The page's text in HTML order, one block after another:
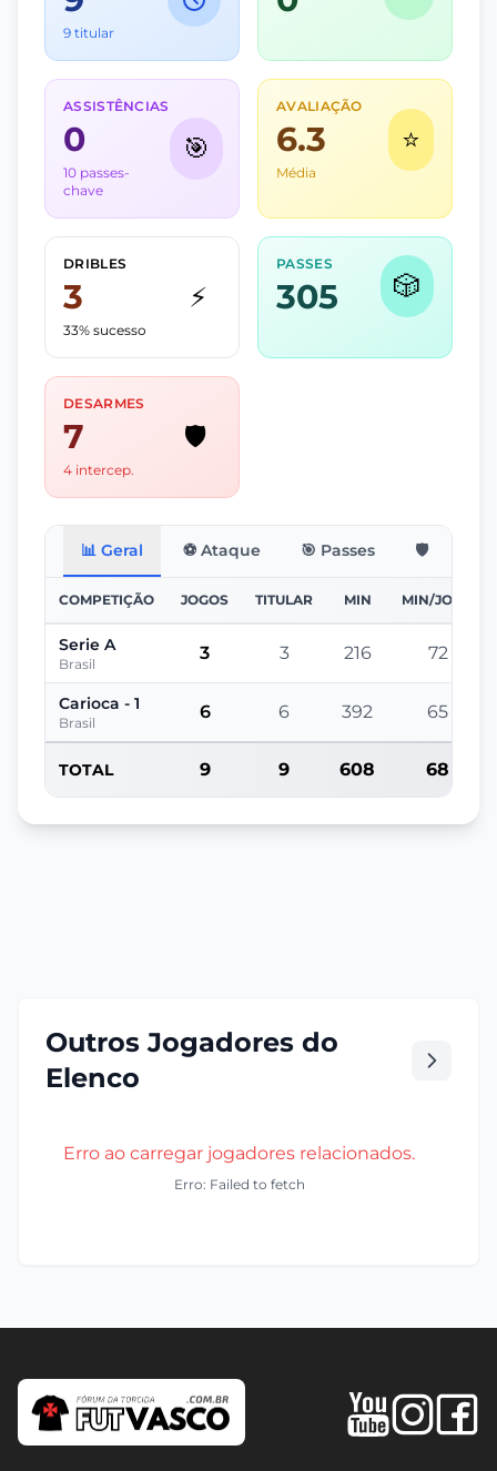
9 titular
ASSISTÊNCIAS
0
10 passes-
chave
🎯
AVALIAÇÃO
6.3
Média
⭐
DRIBLES
3
33% sucesso
⚡
PASSES
305 🎲
DESARMES
7
4 intercep.
🛡️
📊 Geral ⚽ Ataque 🎯 Passes 🛡️ Defesa
COMPETIÇÃO JOGOS TITULAR MIN MIN/JOGO
Serie A
Brasil
3 3 216 72
Carioca - 1
Brasil
6 6 392 65
TOTAL 9 9 608 68
Outros Jogadores do
Elenco
Erro ao carregar jogadores relacionados.
Erro: Failed to fetch